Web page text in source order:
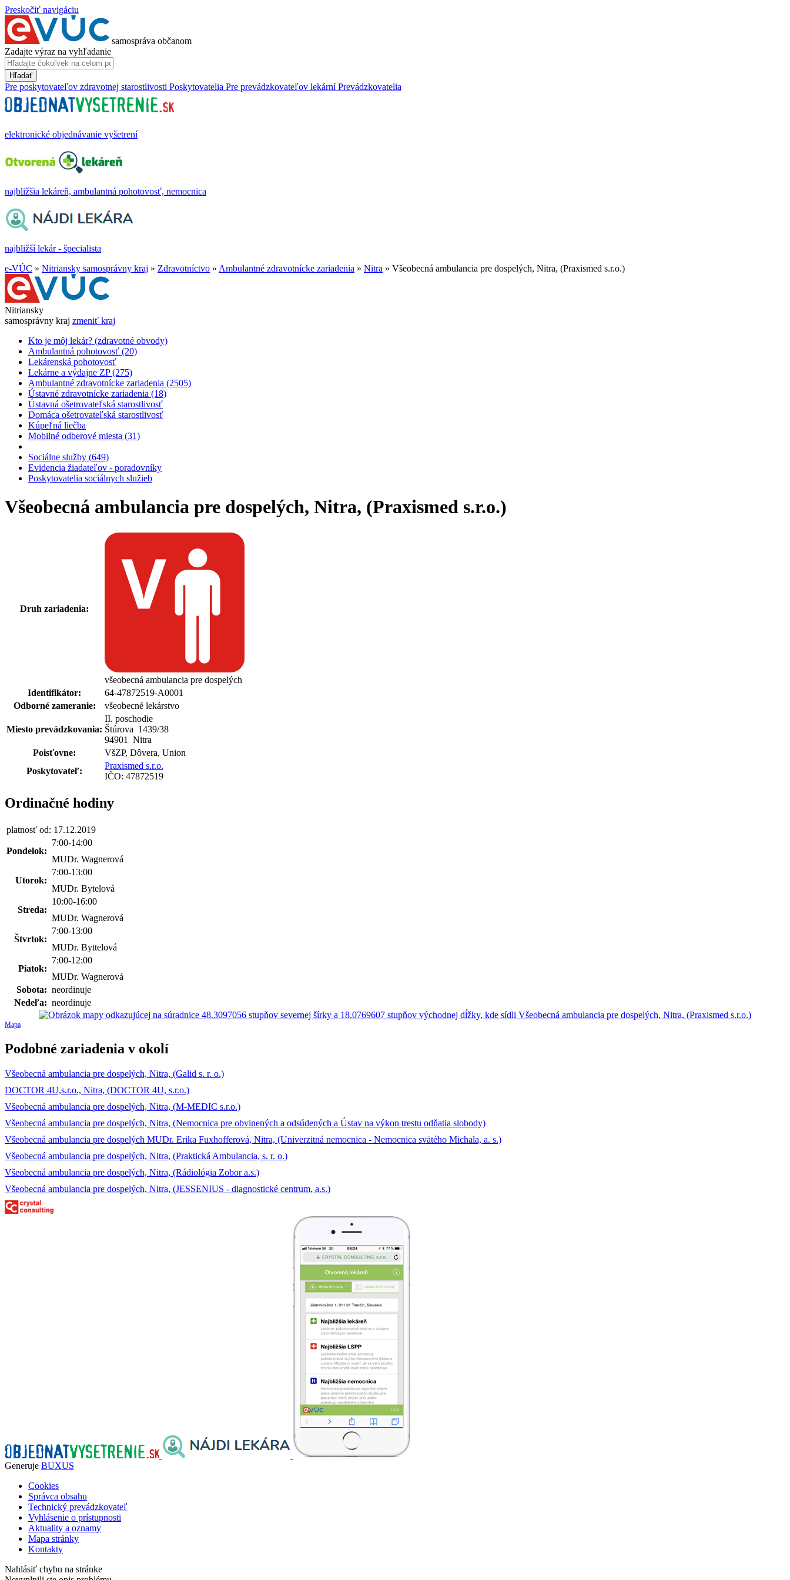
Preskočiť navigáciu
samospráva občanom
Zadajte výraz na vyhľadanie
Hľadať
Pre poskytovateľov zdravotnej starostlivosti Poskytovatelia Pre prevádzkovateľov lekární Prevádzkovatelia
elektronické objednávanie vyšetrení
najbližšia lekáreň, ambulantná pohotovosť, nemocnica
najbližší lekár - špecialista
e-VÚC » Nitriansky samosprávny kraj » Zdravotníctvo » Ambulantné zdravotnícke zariadenia » Nitra » Všeobecná ambulancia pre dospelých, Nitra, (Praxismed s.r.o.)
Nitriansky
samosprávny kraj zmeniť kraj
Kto je môj lekár? (zdravotné obvody)
Ambulantná pohotovosť (20)
Lekárenská pohotovosť
Lekárne a výdajne ZP (275)
Ambulantné zdravotnícke zariadenia (2505)
Ústavné zdravotnícke zariadenia (18)
Ústavná ošetrovateľská starostlivosť
Domáca ošetrovateľská starostlivosť
Kúpeľná liečba
Mobilné odberové miesta (31)
Sociálne služby (649)
Evidencia žiadateľov - poradovníky
Poskytovatelia sociálnych služieb
Všeobecná ambulancia pre dospelých, Nitra, (Praxismed s.r.o.)
Druh zariadenia:
všeobecná ambulancia pre dospelých
Identifikátor:
64-47872519-A0001
Odborné zameranie:
všeobecné lekárstvo
Miesto prevádzkovania:
II. poschodie
Štúrova 1439/38
94901 Nitra
Poisťovne:
VšZP, Dôvera, Union
Poskytovateľ:
Praxismed s.r.o.
IČO: 47872519
Ordinačné hodiny
platnosť od: 17.12.2019
Pondelok:
7:00-14:00
MUDr. Wagnerová
Utorok:
7:00-13:00
MUDr. Bytelová
Streda:
10:00-16:00
MUDr. Wagnerová
Štvrtok:
7:00-13:00
MUDr. Byttelová
Piatok:
7:00-12:00
MUDr. Wagnerová
Sobota: neordinuje
Nedeľa: neordinuje
Mapa
Podobné zariadenia v okolí
Všeobecná ambulancia pre dospelých, Nitra, (Galid s. r. o.)
DOCTOR 4U,s.r.o., Nitra, (DOCTOR 4U, s.r.o.)
Všeobecná ambulancia pre dospelých, Nitra, (M-MEDIC s.r.o.)
Všeobecná ambulancia pre dospelých, Nitra, (Nemocnica pre obvinených a odsúdených a Ústav na výkon trestu odňatia slobody)
Všeobecná ambulancia pre dospelých MUDr. Erika Fuxhofferová, Nitra, (Univerzitná nemocnica - Nemocnica svätého Michala, a. s.)
Všeobecná ambulancia pre dospelých, Nitra, (Praktická Ambulancia, s. r. o.)
Všeobecná ambulancia pre dospelých, Nitra, (Rádiológia Zobor a.s.)
Všeobecná ambulancia pre dospelých, Nitra, (JESSENIUS - diagnostické centrum, a.s.)
Generuje BUXUS
Cookies
Správca obsahu
Technický prevádzkovateľ
Vyhlásenie o prístupnosti
Aktuality a oznamy
Mapa stránky
Kontakty
Nahlásiť chybu na stránke